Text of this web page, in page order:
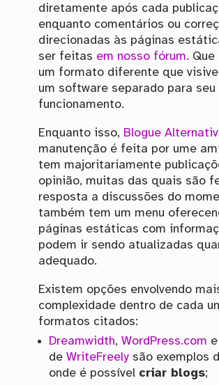
diretamente após cada
enquanto comentários ou
direcionadas às páginas
ser feitas em nosso fórum.
um formato diferente que
um software separado para seu
funcionamento.
Enquanto isso, Blogue
manutenção é feita por ume
tem majoritariamente
opinião, muitas das quais são
resposta a discussões do
também tem um menu
páginas estáticas com
podem ir sendo atualizadas
adequado.
Existem opções envolvendo
complexidade dentro de cada
formatos citados:
Dreamwidth, WordPress.com
de WriteFreelysão exemplos
onde é possível criar blogs;